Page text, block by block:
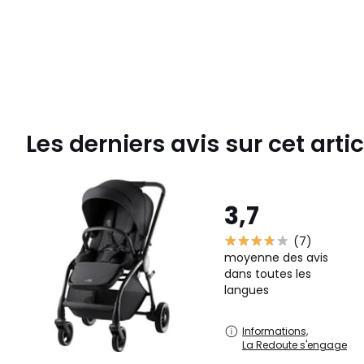
Les derniers avis sur cet
3,7
(7)
moyenne des avis
dans toutes les
langues
Informations,
La Redoute s'engage